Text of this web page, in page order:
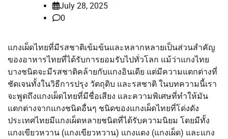
July 28, 2025
0
แกงเผ็ดไทยที่มีรสชาติเข้มข้นและหลากหลายเป็นส่วนสำคัญ
ของอาหารไทยที่ได้รับการยอมรับไปทั่วโลก แม้ว่าแกงไทย
บางชนิดจะมีรสชาติคล้ายกับแกงอินเดีย แต่มีความแตกต่างที่
ชัดเจนทั้งในวิธีการปรุง วัตถุดิบ และรสชาติ ในบทความนี้เรา
จะพูดถึงแกงเผ็ดไทยที่มีชื่อเสียง และความพิเศษที่ทำให้มัน
แตกต่างจากแกงชนิดอื่นๆ ชนิดของแกงเผ็ดไทยที่โด่งดัง
ประเทศไทยมีแกงเผ็ดหลายชนิดที่ได้รับความนิยม โดยมีทั้ง
แกงเขียวหวาน (แกงเขียวหวาน) แกงแดง (แกงเผ็ด) และแกง